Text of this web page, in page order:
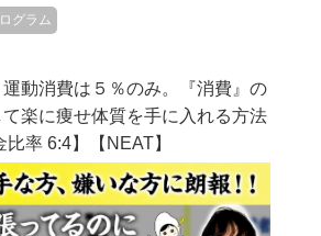
グラム
運動消費は５％のみ。『消費』の
楽に痩せ体質を手に入れる方法
比率 6:4】【NEAT】